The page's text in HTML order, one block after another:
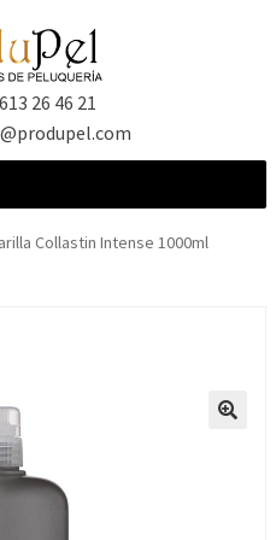
613 26 46 21
Collastin Intense 1000ml